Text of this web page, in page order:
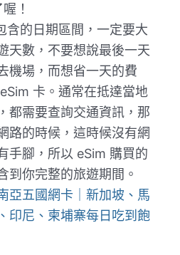
！
含的日期區間，一定要大
天數，不要想說最後一天
機場，而想省一天的費
卡。通常在抵達當地
都需要查詢交通資訊，那
路的時候，這時候沒有網
手腳，所以 eSim 購買的
到你完整的旅遊期間。
亞五國網卡｜新加坡、馬
印尼、柬埔寨每日吃到飽